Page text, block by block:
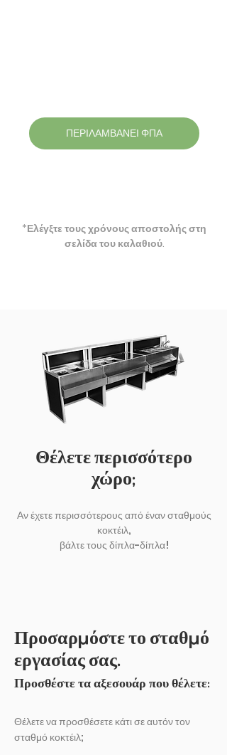
ΠΕΡΙΛΑΜΒΑΝΕΙ ΦΠΑ
*Ελέγξτε τους χρόνους αποστολής στη
σελίδα του καλαθιού​.
Θέλετε περισσότερο
χώρο;
Αν έχετε περισσότερους από έναν σταθμούς
κοκτέιλ,
βάλτε τους δίπλα-δίπλα!
Προσαρμόστε το σταθμό
εργασίας σας.
Προσθέστε τα αξεσουάρ που θέλετε:
Θέλετε να προσθέσετε κάτι σε αυτόν τον
σταθμό κοκτέιλ;